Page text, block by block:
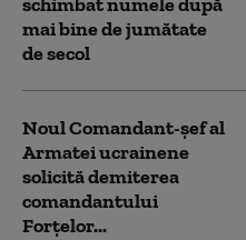
mai bine de jumătate
de secol
Noul Comandant-șef al
Armatei ucrainene
solicită demiterea
comandantului
Forțelor...